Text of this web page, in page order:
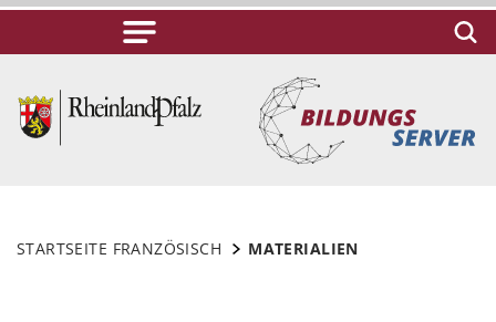
STARTSEITE FRANZÖSISCH MATERIALIEN